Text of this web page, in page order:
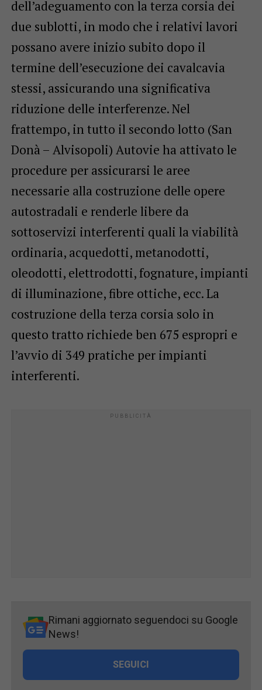
dell’adeguamento con la terza corsia dei
due sublotti, in modo che i relativi lavori
possano avere inizio subito dopo il
termine dell’esecuzione dei cavalcavia
stessi, assicurando una significativa
riduzione delle interferenze. Nel
frattempo, in tutto il secondo lotto (San
Donà – Alvisopoli) Autovie ha attivato le
procedure per assicurarsi le aree
necessarie alla costruzione delle opere
autostradali e renderle libere da
sottoservizi interferenti quali la viabilità
ordinaria, acquedotti, metanodotti,
oleodotti, elettrodotti, fognature, impianti
di illuminazione, fibre ottiche, ecc. La
costruzione della terza corsia solo in
questo tratto richiede ben 675 espropri e
l’avvio di 349 pratiche per impianti
interferenti.
Rimani aggiornato seguendoci su Google
News!
SEGUICI